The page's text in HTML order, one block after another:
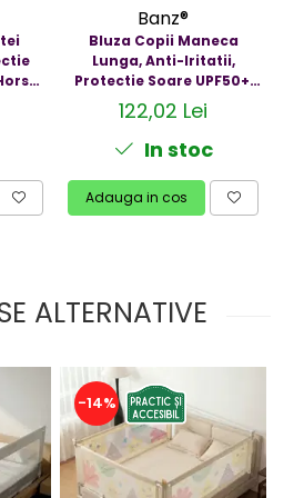
Banz®
Bluza Copii Maneca
Lunga, Anti-Iritatii,
Protectie Soare UPF50+,
Sea Horse, Diverse
marimi
122,02 Lei
In stoc
Adauga in cos
ALTERNATIVE
-14%